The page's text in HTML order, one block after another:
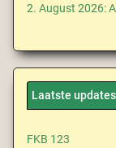
2. August 2026:
Laatste
FKB 123